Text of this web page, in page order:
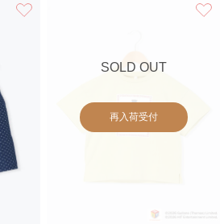
SOLD OUT
再入荷受付